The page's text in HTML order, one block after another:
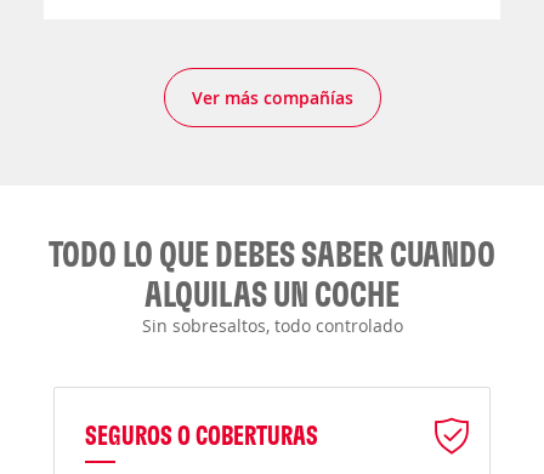
Ver más compañías
TODO LO QUE DEBES SABER CUANDO
ALQUILAS UN COCHE
Sin sobresaltos, todo controlado
SEGUROS O COBERTURAS